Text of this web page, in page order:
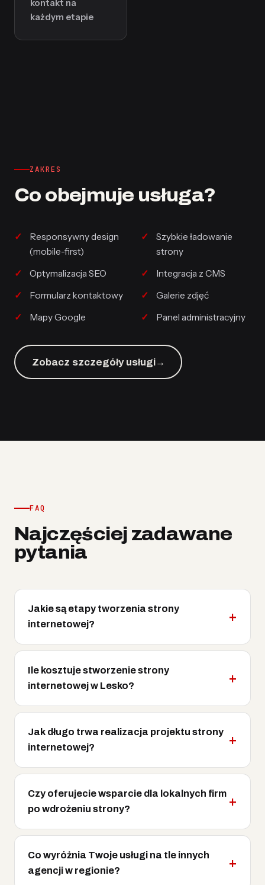
kontakt na
każdym etapie
ZAKRES
Co obejmuje usługa?
Responsywny design
(mobile-first)
Szybkie ładowanie
strony
Optymalizacja SEO
Integracja z CMS
Formularz kontaktowy
Galerie zdjęć
Mapy Google
Panel administracyjny
Zobacz szczegóły usługi→
FAQ
Najczęściej zadawane
pytania
Jakie są etapy tworzenia strony
internetowej?
Ile kosztuje stworzenie strony
internetowej w Lesko?
Jak długo trwa realizacja projektu strony
internetowej?
Czy oferujecie wsparcie dla lokalnych firm
po wdrożeniu strony?
Co wyróżnia Twoje usługi na tle innych
agencji w regionie?